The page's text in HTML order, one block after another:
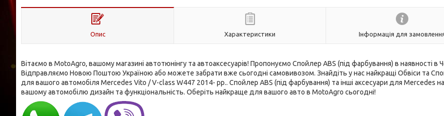
Опис Характеристики Інформація для
Вітаємо в MotoAgro, вашому магазині автотюнінгу та автоаксесуарів! Пропонуємо Спойлер ABS (під фарбування) в наявності в
Відправляємо Новою Поштою Україною або можете забрати вже сьогодні самовивозом. Знайдіть у нас найкращі Обвіси та
для вашого автомобіля Mercedes Vito / V-class W447 2014- рр.. Спойлер ABS (під фарбування) та інші аксесуари для Mercedes
вашому автомобілю дизайн та функціональність. Оберіть найкраще для вашого авто в MotoAgro сьогодні!